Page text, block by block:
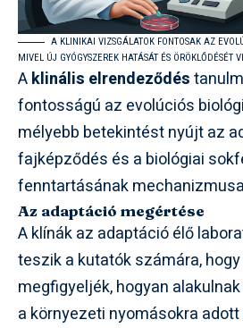
A KLINIKAI VIZSGÁLATOK FONTOSAK AZ
MIVEL ÚJ GYÓGYSZEREK HATÁSÁT ÉS ÖRÖKLŐDÉSÉT
Aklinális elrendeződés
fontosságú az evolúciós
mélyebb betekintést nyújt az
fajképződés és a biológiai
fenntartásának
Az adaptáció megértése
A klínák az adaptáció élő
teszik a kutatók számára,
megfigyeljék, hogyan
a környezeti nyomásokra